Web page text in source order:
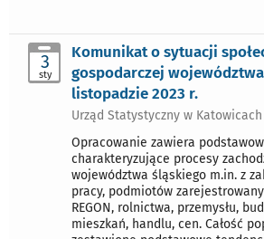
3
sty
Komunikat o sytuacji
gospodarczej
listopadzie 2023 r.
Urząd Statystyczny w Katowicach
Opracowanie zawiera
charakteryzujące procesy
województwa śląskiego m.in. z
pracy, podmiotów
REGON, rolnictwa, przemysłu,
mieszkań, handlu, cen. Całość